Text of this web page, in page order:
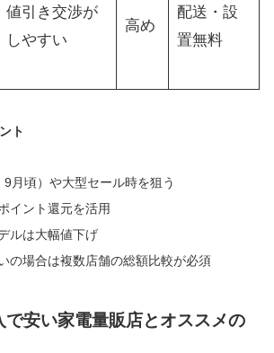
値引き交渉が
しやすい
高め
配送・設
置無料
ト
月頃）や大型セール時を狙う
イント還元を活用
ルは大幅値下げ
の場合は複数店舗の総額比較が必須
で安い家電量販店とオススメの